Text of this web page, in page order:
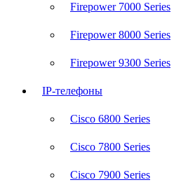
Firepower 7000 Series
Firepower 8000 Series
Firepower 9300 Series
IP-телефоны
Cisco 6800 Series
Cisco 7800 Series
Cisco 7900 Series